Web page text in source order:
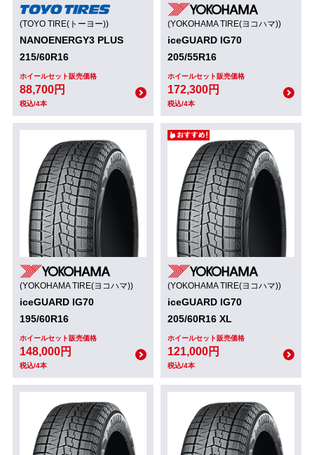
(TOYO TIRE(トーヨー))
NANOENERGY3 PLUS
215/60R16
ホイールセット販売価格
88,700円
税込/4本
(YOKOHAMA TIRE(ヨコハマ))
iceGUARD IG70
205/55R16
ホイールセット販売価格
172,300円
税込/4本
(YOKOHAMA TIRE(ヨコハマ))
iceGUARD IG70
195/60R16
ホイールセット販売価格
148,000円
税込/4本
(YOKOHAMA TIRE(ヨコハマ))
iceGUARD IG70
205/60R16 XL
ホイールセット販売価格
121,000円
税込/4本